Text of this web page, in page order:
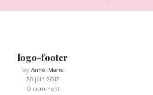
logo-footer
by Anne-Marie
28 juin 2017
0 comment